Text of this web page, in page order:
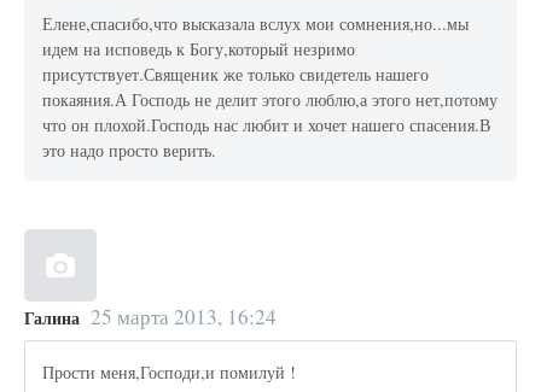
Елене,спасибо,что высказала вслух мои сомнения,но...мы
идем на исповедь к Богу,который незримо
присутствует.Священик же только свидетель нашего
покаяния.А Господь не делит этого люблю,а этого нет,потому
что он плохой.Господь нас любит и хочет нашего спасения.В
это надо просто верить.
Галина 25 марта 2013, 16:24
Прости меня,Господи,и помилуй !